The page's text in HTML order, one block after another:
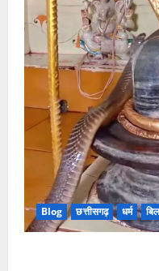
Blog छत्तीसगढ़ धर्म